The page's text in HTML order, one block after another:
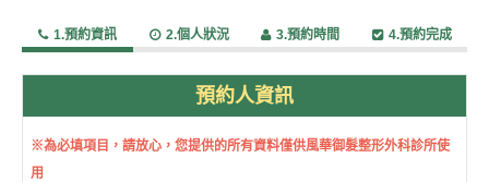
1.預約資訊 2.個人狀況 3.預約時間 4.預約完成
預約人資訊
※為必填項目，請放心，您提供的所有資料僅供風華御髮整形外科診所使
用